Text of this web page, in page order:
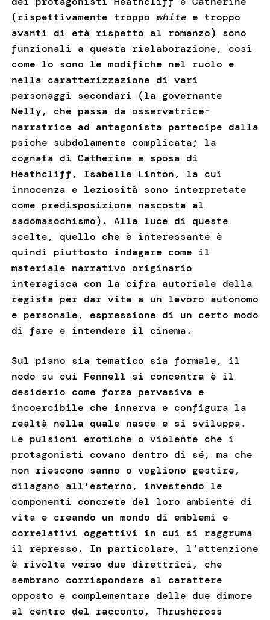
(rispettivamente troppo whitee troppo
avanti di età rispetto al romanzo) sono
funzionali a questa rielaborazione, così
come lo sono le modifiche nel ruolo e
nella caratterizzazione di vari
personaggi secondari (la governante
Nelly, che passa da osservatrice-
narratrice ad antagonista partecipe dalla
psiche subdolamente complicata; la
cognata di Catherine e sposa di
Heathcliff, Isabella Linton, la cui
innocenza e leziosità sono interpretate
come predisposizione nascosta al
sadomasochismo). Alla luce di queste
scelte, quello che è interessante è
quindi piuttosto indagare come il
materiale narrativo originario
interagisca con la cifra autoriale della
regista per dar vita a un lavoro autonomo
e personale, espressione di un certo modo
di fare e intendere il cinema.
Sul piano sia tematico sia formale, il
nodo su cui Fennell si concentra è il
desiderio come forza pervasiva e
incoercibile che innerva e configura la
realtà nella quale nasce e si sviluppa.
Le pulsioni erotiche o violente che i
protagonisti covano dentro di sé, ma che
non riescono sanno o vogliono gestire,
dilagano all’esterno, investendo le
componenti concrete del loro ambiente di
vita e creando un mondo di emblemi e
correlativi oggettivi in cui si raggruma
il represso. In particolare, l’attenzione
è rivolta verso due direttrici, che
sembrano corrispondere al carattere
opposto e complementare delle due dimore
al centro del racconto, Thrushcross